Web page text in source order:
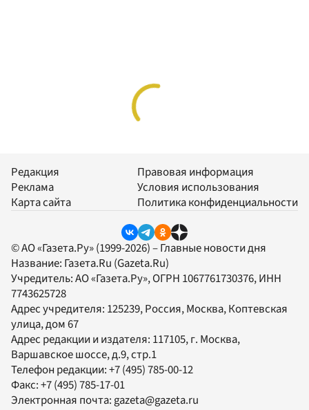
Редакция
Реклама
Карта сайта
Правовая информация
Условия использования
Политика конфиденциальности
© АО «Газета.Ру» (1999-2026) – Главные новости дня
Название: Газета.Ru (Gazeta.Ru)
Учредитель:АО «Газета.Ру», ОГРН 1067761730376, ИНН
7743625728
Адрес учредителя: 125239, Россия, Москва, Коптевская
улица, дом 67
Адрес редакции и издателя: 117105, г. Москва,
Варшавское шоссе, д.9, стр.1
Телефон редакции:+7 (495) 785-00-12
Факс:+7 (495) 785-17-01
Электронная почта:gazeta@gazeta.ru